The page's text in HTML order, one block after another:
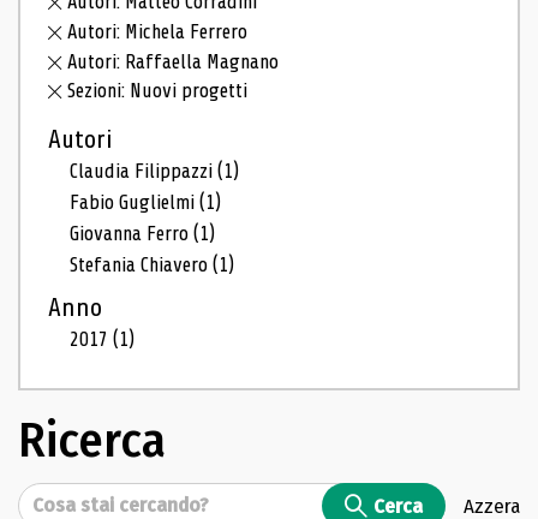
Autori: Michela Ferrero
Autori: Raffaella Magnano
Sezioni: Nuovi progetti
Autori
Claudia Filippazzi(1)
Fabio Guglielmi(1)
Giovanna Ferro(1)
Stefania Chiavero(1)
Anno
2017(1)
Ricerca
Cerca Cerca Azzera